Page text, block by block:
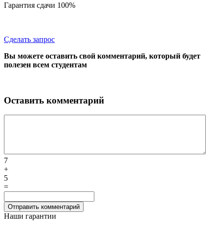
Гарантия сдачи 100%
Сделать запрос
Вы можете оставить свой комментарий, который будет
полезен всем студентам
Оставить комментарий
7
+
5
=
Наши гарантии